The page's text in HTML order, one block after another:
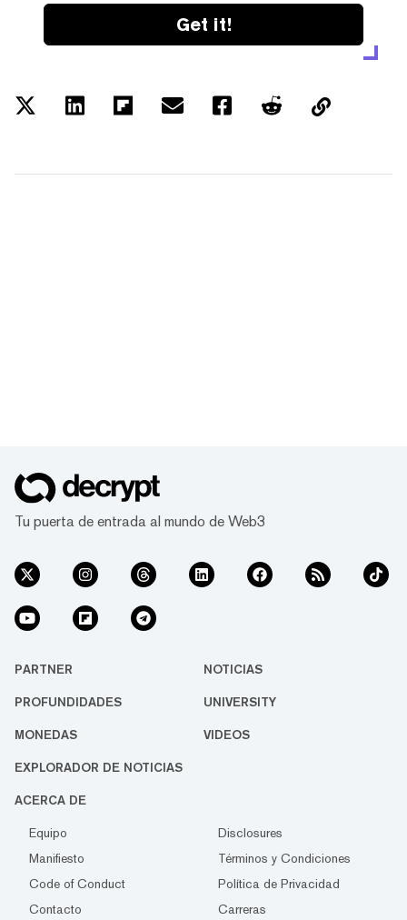
Get it!
Tu puerta de entrada al mundo de Web3
PARTNER NOTICIAS
PROFUNDIDADES UNIVERSITY
MONEDAS VIDEOS
EXPLORADOR DE NOTICIAS
ACERCA DE
Equipo
Disclosures
Manifiesto
Términos y Condiciones
Code of Conduct
Política de Privacidad
Contacto
Carreras